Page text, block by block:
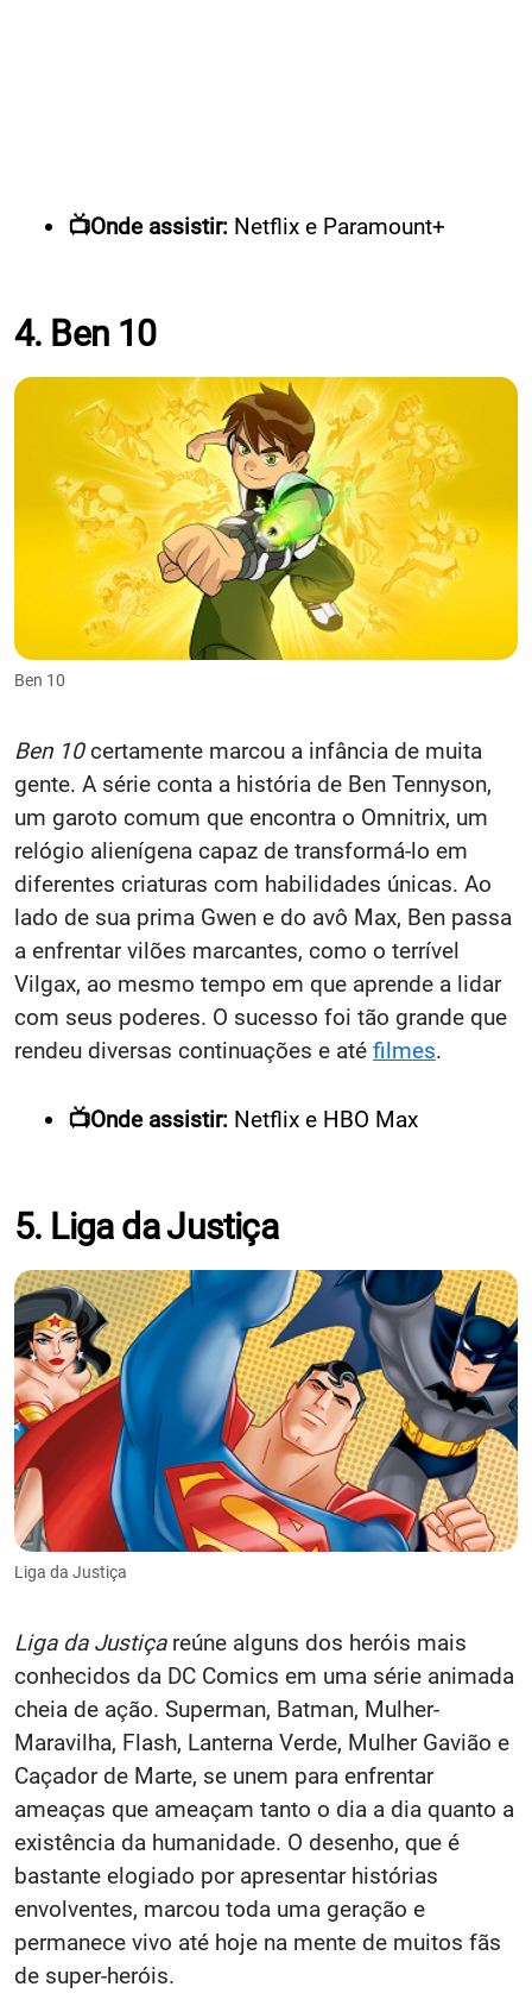
📺Onde assistir: Netflix e Paramount+
4. Ben 10
Ben 10
Ben 10certamente marcou a infância de muita
gente. A série conta a história de Ben Tennyson,
um garoto comum que encontra o Omnitrix, um
relógio alienígena capaz de transformá-lo em
diferentes criaturas com habilidades únicas. Ao
lado de sua prima Gwen e do avô Max, Ben passa
a enfrentar vilões marcantes, como o terrível
Vilgax, ao mesmo tempo em que aprende a lidar
com seus poderes. O sucesso foi tão grande que
rendeu diversas continuações e até filmes.
📺Onde assistir: Netflix e HBO Max
5. Liga da Justiça
Liga da Justiça
Liga da Justiçareúne alguns dos heróis mais
conhecidos da DC Comics em uma série animada
cheia de ação. Superman, Batman, Mulher-
Maravilha, Flash, Lanterna Verde, Mulher Gavião e
Caçador de Marte, se unem para enfrentar
ameaças que ameaçam tanto o dia a dia quanto a
existência da humanidade. O desenho, que é
bastante elogiado por apresentar histórias
envolventes, marcou toda uma geração e
permanece vivo até hoje na mente de muitos fãs
de super-heróis.